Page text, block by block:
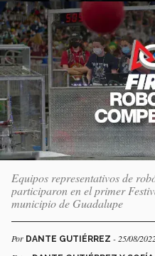
Imagen
o
logo
Equipos representativos de
participaron en el primer
municipio de Guadalupe
Por DANTE GUTIÉRREZ - 25/08/